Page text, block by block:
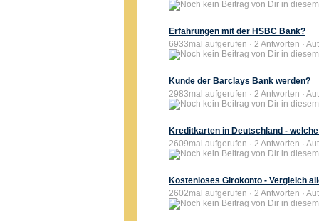
Erfahrungen mit der HSBC Bank?
6933mal aufgerufen · 2 Antworten ·
Kunde der Barclays Bank werden?
2983mal aufgerufen · 2 Antworten ·
Kreditkarten in Deutschland -
2609mal aufgerufen · 2 Antworten ·
Kostenloses Girokonto - Vergleich
2602mal aufgerufen · 2 Antworten ·